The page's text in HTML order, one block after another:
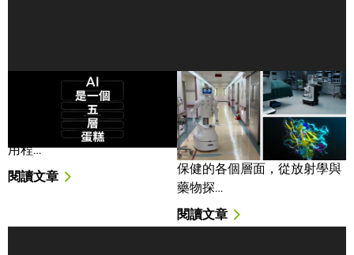
AI 是一個五層蛋糕
AI 是當今塑造世界最強大的力
量之一。它並非只是聰明的應
用程…
閱讀文章
從放射學到藥物探索，
NVIDIA調查顯示AI正為醫
療保健帶來明確投資報酬
人工智慧（AI）正在加速醫療
保健的各個層面，從放射學與
藥物探…
閱讀文章